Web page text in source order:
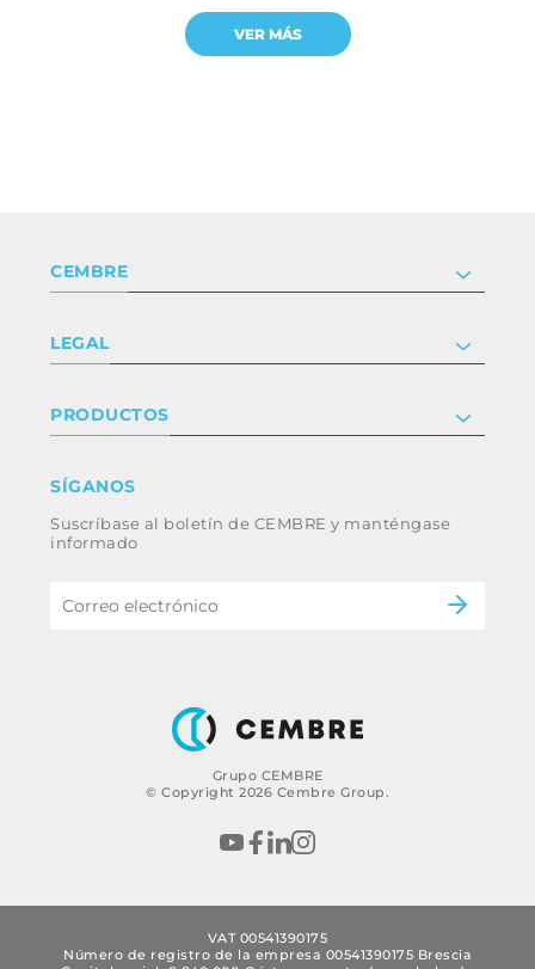
VER MÁS
Grupo CEMBRE
© Copyright 2026 Cembre Group.
CEMBRE
Certificaciones
Trabaja con nosotros
LEGAL
Términos y condiciones
Whistleblowing
Código ético y política anticorrupción del
grupo
PRODUCTOS
Industria
Energía
B2B Disclaimer
SÍGANOS
Suscríbase al boletín de CEMBRE y manténgase
informado
VAT 00541390175
Número de registro de la empresa 00541390175 Brescia